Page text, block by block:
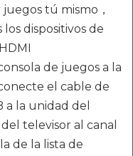
tú mismo，
dispositivos de
de juegos a la
el cable de
a la unidad del
televisor al canal
de la lista de